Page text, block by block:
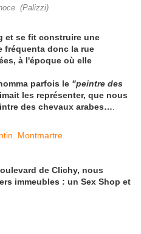
(Palizzi)
et se fit construire une
fréquenta donc la rue
à l'époque où elle
parfois le "peintre des
les représenter, que nous
des chevaux arabes…
de Clichy, nous
immeubles : un Sex Shop et